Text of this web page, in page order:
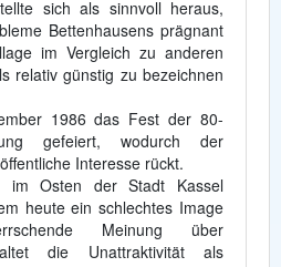
sich als sinnvoll heraus,
Bettenhausens prägnant
im Vergleich zu anderen
relativ günstig zu bezeichnen
1986 das Fest der 80-
gefeiert, wodurch der
Interesse rückt.
im Osten der Stadt Kassel
heute ein schlechtes Image
Meinung über
die Unattraktivität als